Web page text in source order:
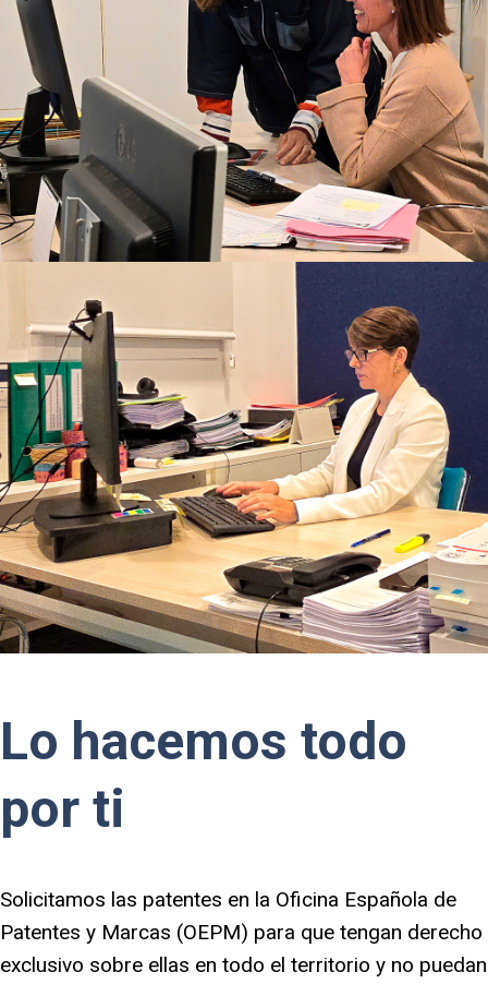
Lo hacemos todo
por ti
Solicitamos las patentes en la Oficina Española de
Patentes y Marcas (OEPM) para que tengan derecho
exclusivo sobre ellas en todo el territorio y no puedan